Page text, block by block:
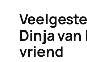
Dinja van
vriend